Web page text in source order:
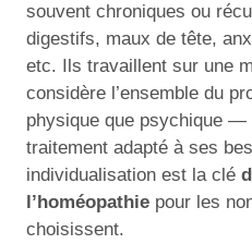
souvent chroniques ou
digestifs, maux de tête,
etc. Ils travaillent sur une
considère l’ensemble du
physique que psychique —
traitement adapté à ses
individualisation est la clé
l’homéopathie pour les
choisissent.